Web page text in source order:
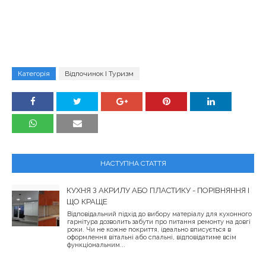
Категорія Відпочинок І Туризм
НАСТУПНА СТАТТЯ
КУХНЯ З АКРИЛУ АБО ПЛАСТИКУ - ПОРІВНЯННЯ І
ЩО КРАЩЕ
Відповідальний підхід до вибору матеріалу для кухонного
гарнітура дозволить забути про питання ремонту на довгі
роки. Чи не кожне покриття, ідеально вписується в
оформлення вітальні або спальні, відповідатиме всім
функціональним...